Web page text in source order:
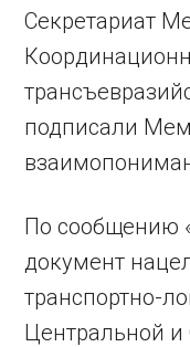
Секретариат
подписали
По сообщению
документ
транспортно-
Центральной и